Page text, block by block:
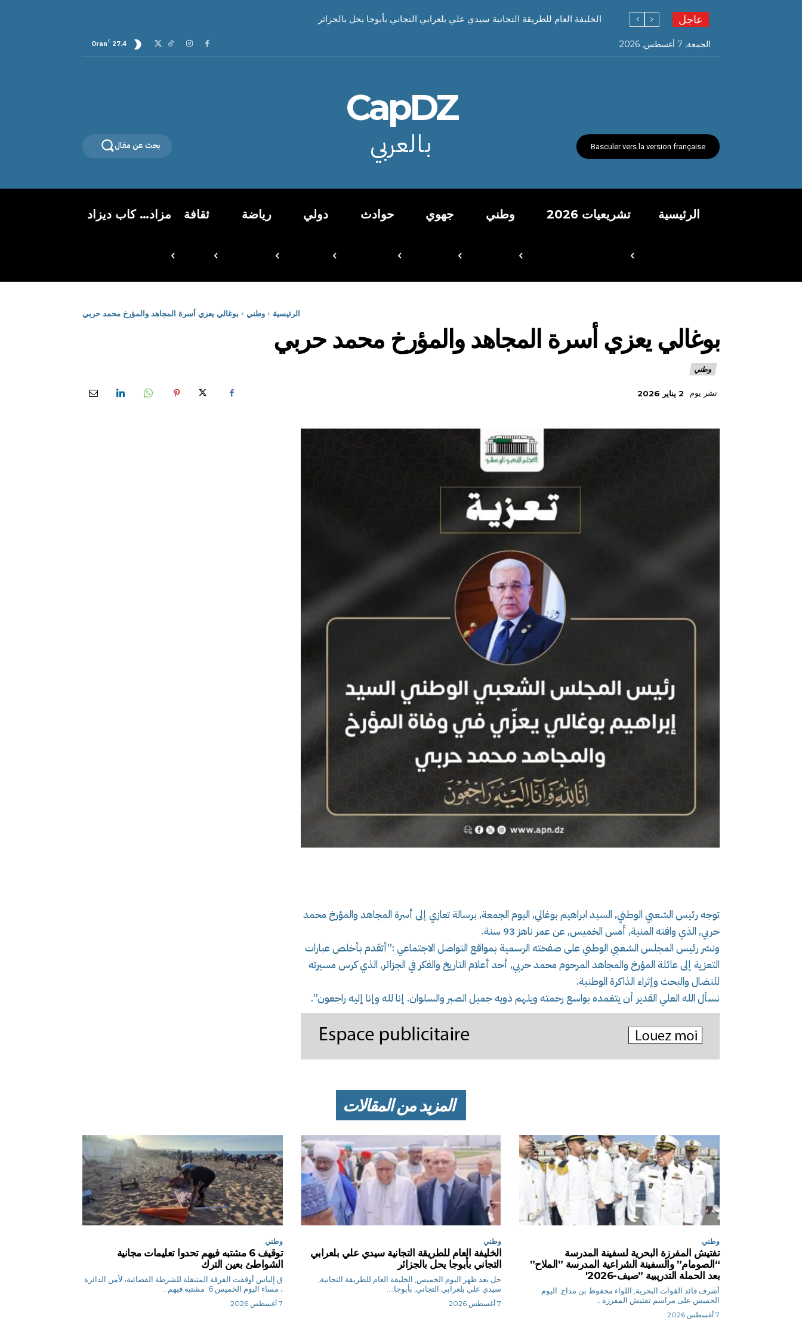
عاجل الخليفة العام للطريقة التجانية سيدي علي بلعرابي التجاني بأبوجا يحل بالجزائر
الجمعة, 7 أغسطس, 2026 27.4
C
Oran
Basculer vers la version française
CapDZ
بالعربي بحث عن مقال
الرئيسية تشريعيات 2026 وطني جهوي حوادث دولي رياضة ثقافة مزاد… كاب ديزاد
الرئيسية وطني بوغالي يعزي أسرة المجاهد والمؤرخ محمد حربي
بوغالي يعزي أسرة المجاهد والمؤرخ محمد حربي
وطني
نشر يوم 2 يناير 2026
توجه رئيس الشعبي الوطني, السيد ابراهيم بوغالي, اليوم الجمعة, برسالة تعازي إلى أسرة المجاهد والمؤرخ محمد
حربي, الذي وافته المنية, أمس الخميس, عن عمر ناهز 93 سنة.
ونشر رئيس المجلس الشعبي الوطني على صفحته الرسمية بمواقع التواصل الاجتماعي :”أتقدم بأخلص عبارات
التعزية إلى عائلة المؤرخ والمجاهد المرحوم محمد حربي, أحد أعلام التاريخ والفكر في الجزائر, الذي كرس مسيرته
للنضال والبحث وإثراء الذاكرة الوطنية.
نسأل الله العلي القدير أن يتغمده بواسع رحمته ويلهم ذويه جميل الصبر والسلوان. إنا لله وإنا إليه راجعون”.
المزيد من المقالات
وطني
تفتيش المفرزة البحرية لسفينة المدرسة
“الصومام” والسفينة الشراعية المدرسة ”الملاح”
بعد الحملة التدريبية ”صيف-2026′
أشرف قائد القوات البحرية, اللواء محفوظ بن مداح, اليوم
الخميس على مراسم تفتيش المفرزة...
7 أغسطس 2026
وطني
الخليفة العام للطريقة التجانية سيدي علي بلعرابي
التجاني بأبوجا يحل بالجزائر
حل بعد ظهر اليوم الخميس, الخليفة العام للطريقة التجانية,
سيدي علي بلعرابي التجاني, بأبوجا,...
7 أغسطس 2026
وطني
توقيف 6 مشتبه فيهم تحدوا تعليمات مجانية
الشواطئ بعين الترك
ق.إلياس أوقفت الفرقة المتنقلة للشرطة القضائية، لأمن الدائرة
، مساء اليوم الخميس 6 مشتبه فيهم...
7 أغسطس 2026